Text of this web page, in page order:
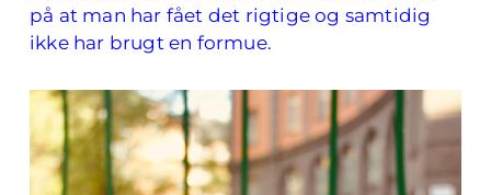
på at man har fået det rigtige og samtidig
ikke har brugt en formue.